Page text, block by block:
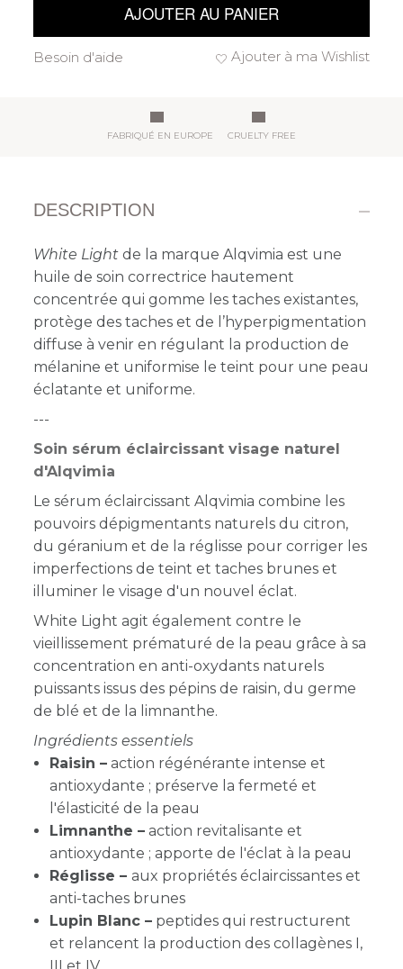
AJOUTER AU PANIER
Ajouter à ma Wishlist
Besoin d'aide
FABRIQUÉ EN EUROPE CRUELTY FREE
DESCRIPTION
White Light de la marque Alqvimia est une
huile de soin correctrice hautement
concentrée qui gomme les taches existantes,
protège des taches et de l’hyperpigmentation
diffuse à venir en régulant la production de
mélanine et uniformise le teint pour une peau
éclatante et uniforme.
---
Soin sérum éclaircissant visage naturel
d'Alqvimia
Le sérum éclaircissant Alqvimia combine les
pouvoirs dépigmentants naturels du citron,
du géranium et de la réglisse pour corriger les
imperfections de teint et taches brunes et
illuminer le visage d'un nouvel éclat.
White Light agit également contre le
vieillissement prématuré de la peau grâce à sa
concentration en anti-oxydants naturels
puissants issus des pépins de raisin, du germe
de blé et de la limnanthe.
Ingrédients essentiels
Raisin – action régénérante intense et
antioxydante ; préserve la fermeté et
l'élasticité de la peau
Limnanthe – action revitalisante et
antioxydante ; apporte de l'éclat à la peau
Réglisse – aux propriétés éclaircissantes et
anti-taches brunes
Lupin Blanc – peptides qui restructurent
et relancent la production des collagènes I,